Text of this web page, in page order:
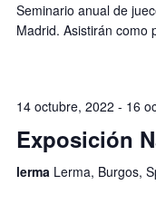
Seminario anual de
Madrid. Asistirán como
14 octubre, 2022 - 16
Exposición
lerma Lerma, Burgos,